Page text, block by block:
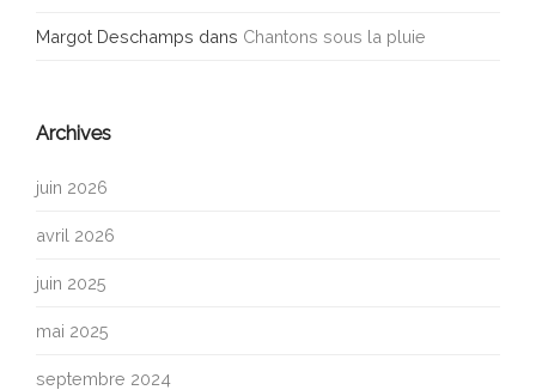
Margot Deschamps dans Chantons sous la pluie
Archives
juin 2026
avril 2026
juin 2025
mai 2025
septembre 2024